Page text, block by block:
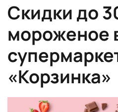
Скидки до
мороженое
«Корзинка»